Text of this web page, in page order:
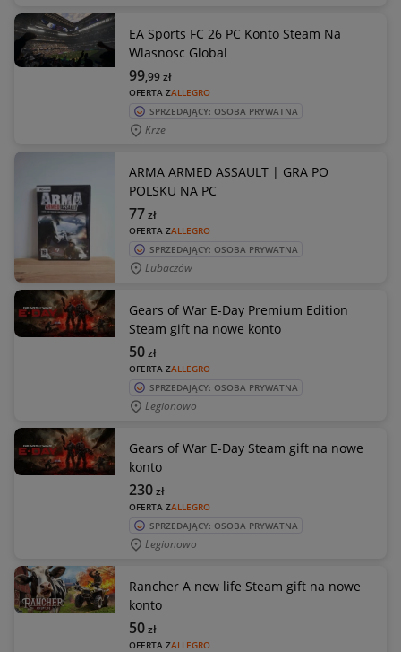
EA Sports FC 26 PC Konto Steam Na
Wlasnosc Global
OFERTA ZALLEGRO
99,99zł
SPRZEDAJĄCY: OSOBA PRYWATNA
Krze
ARMA ARMED ASSAULT | GRA PO
POLSKU NA PC
OFERTA ZALLEGRO
77zł
SPRZEDAJĄCY: OSOBA PRYWATNA
Lubaczów
Gears of War E-Day Premium Edition
Steam gift na nowe konto
OFERTA ZALLEGRO
50zł
SPRZEDAJĄCY: OSOBA PRYWATNA
Legionowo
Gears of War E-Day Steam gift na nowe
konto
OFERTA ZALLEGRO
230zł
SPRZEDAJĄCY: OSOBA PRYWATNA
Legionowo
Rancher A new life Steam gift na nowe
konto
OFERTA ZALLEGRO
50zł